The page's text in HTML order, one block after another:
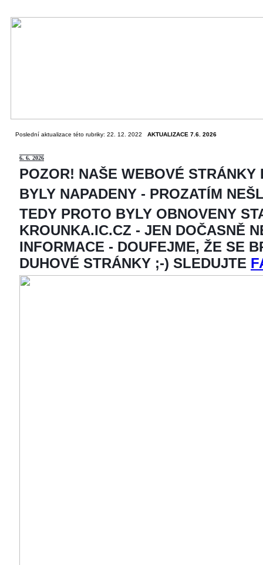
Poslední aktualizace této rubriky: 22. 12. 2022 AKTUALIZACE 7.6. 2026
6. 6. 2026
POZOR! NAŠE WEBOVÉ STRÁNKY
BYLY NAPADENY - PROZATÍM
TEDY PROTO BYLY OBNOVENY
KROUNKA.IC.CZ - JEN DOČASNĚ
INFORMACE - DOUFEJME, ŽE SE
DUHOVÉ STRÁNKY ;-) SLEDUJTE